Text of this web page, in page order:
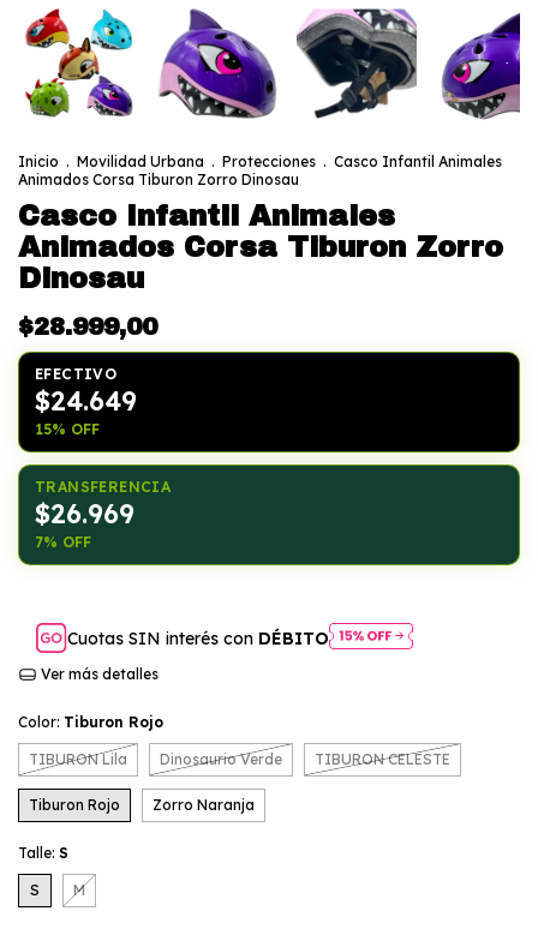
Inicio . Movilidad Urbana . Protecciones . Casco Infantil Animales
Animados Corsa Tiburon Zorro Dinosau
Casco Infantil Animales
Animados Corsa Tiburon Zorro
Dinosau
$28.999,00
EFECTIVO
$24.649
15% OFF
TRANSFERENCIA
$26.969
7% OFF
Cuotas SIN interés con DÉBITO
Ver más detalles
Color: Tiburon Rojo
TIBURON Lila Dinosaurio Verde TIBURON CELESTE
Tiburon Rojo Zorro Naranja
Talle: S
S M